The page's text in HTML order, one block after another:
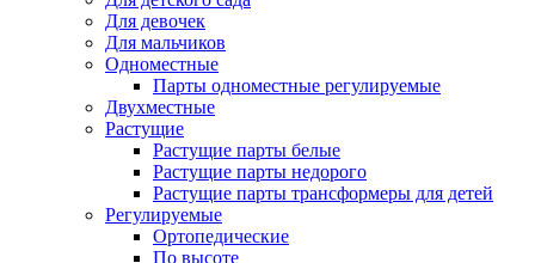
Для девочек
Для мальчиков
Одноместные
Парты одноместные регулируемые
Двухместные
Растущие
Растущие парты белые
Растущие парты недорого
Растущие парты трансформеры для детей
Регулируемые
Ортопедические
По высоте